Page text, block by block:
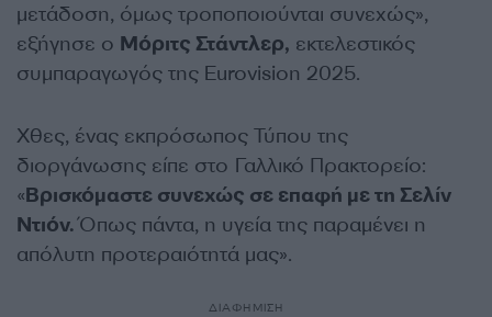
μετάδοση, όμως τροποποιούνται συνεχώς»,
εξήγησε ο Μόριτς Στάντλερ, εκτελεστικός
συμπαραγωγός της Eurovision 2025.
Χθες, ένας εκπρόσωπος Τύπου της
διοργάνωσης είπε στο Γαλλικό Πρακτορείο:
«Βρισκόμαστε συνεχώς σε επαφή με τη Σελίν
Ντιόν.Όπως πάντα, η υγεία της παραμένει η
απόλυτη προτεραιότητά μας».
ΔΙΑΦΗΜΙΣΗ